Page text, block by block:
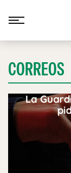
CORREOS
La